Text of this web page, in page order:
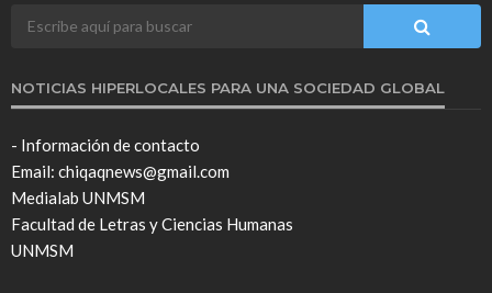
NOTICIAS HIPERLOCALES PARA UNA SOCIEDAD GLOBAL
- Información de contacto
Email: chiqaqnews@gmail.com
Medialab UNMSM
Facultad de Letras y Ciencias Humanas
UNMSM